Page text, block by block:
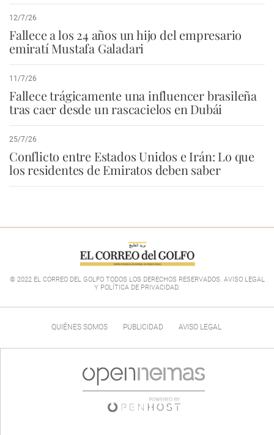
12/7/26
Fallece a los 24 años un hijo del empresario
emiratí Mustafa Galadari
11/7/26
Fallece trágicamente una influencer brasileña
tras caer desde un rascacielos en Dubái
25/7/26
Conflicto entre Estados Unidos e Irán: Lo que
los residentes de Emiratos deben saber
© 2022 EL CORREO DEL GOLFO TODOS LOS DERECHOS RESERVADOS. AVISO LEGAL
Y POLÍTICA DE PRIVACIDAD.
QUIÉNES SOMOS PUBLICIDAD AVISO LEGAL